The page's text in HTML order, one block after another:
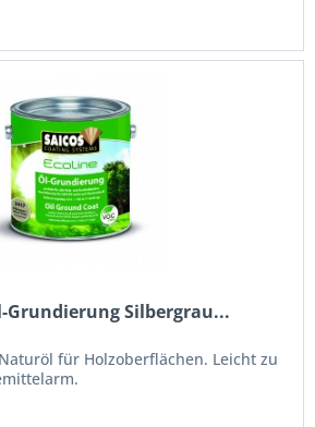
Grundierung Silbergrau...
für Holzoberflächen. Leicht zu